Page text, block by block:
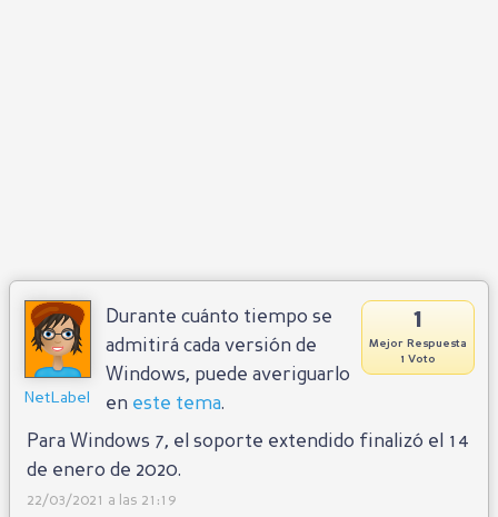
NetLabel
1
Mejor Respuesta
1 Voto
Durante cuánto tiempo se
admitirá cada versión de
Windows, puede averiguarlo
en este tema.
Para Windows 7, el soporte extendido finalizó el 14
de enero de 2020.
22/03/2021 a las 21:19